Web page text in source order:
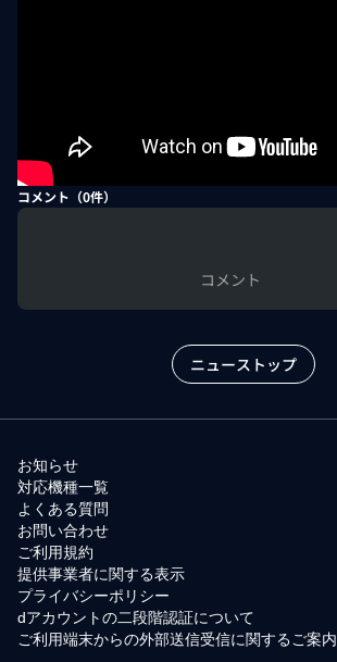
コメント（0件）
コメント
ニューストップ
お知らせ
対応機種一覧
よくある質問
お問い合わせ
ご利用規約
提供事業者に関する表示
プライバシーポリシー
dアカウントの二段階認証について
ご利用端末からの外部送信受信に関するご案内